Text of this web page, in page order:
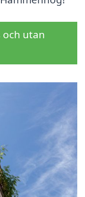
och utan